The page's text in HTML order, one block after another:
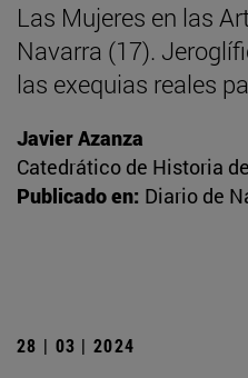
Las Mujeres en las
Navarra (17).
las exequias reales
Javier Azanza
Catedrático de Historia
Publicado en: Diario de
28 | 03 | 2024